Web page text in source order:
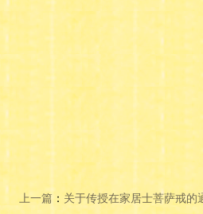
上一篇 ： 关于传授在家居士菩萨戒的